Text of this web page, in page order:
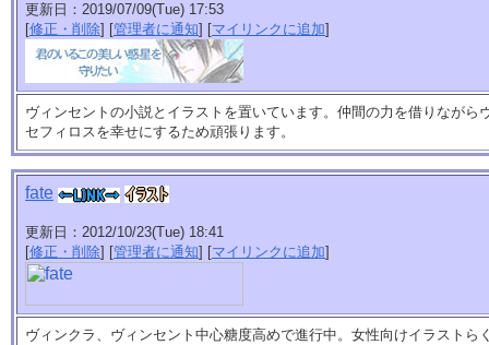
更新日：2019/07/09(Tue) 17:53
[修正・削除] [管理者に通知] [マイリンクに追加]
ヴィンセントの小説とイラストを置いています。仲間の力を借りながら
セフィロスを幸せにするため頑張ります。
fate
更新日：2012/10/23(Tue) 18:41
[修正・削除] [管理者に通知] [マイリンクに追加]
ヴィンクラ、ヴィンセント中心糖度高めで進行中。女性向けイラストら